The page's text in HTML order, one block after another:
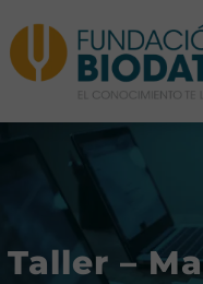
Taller –